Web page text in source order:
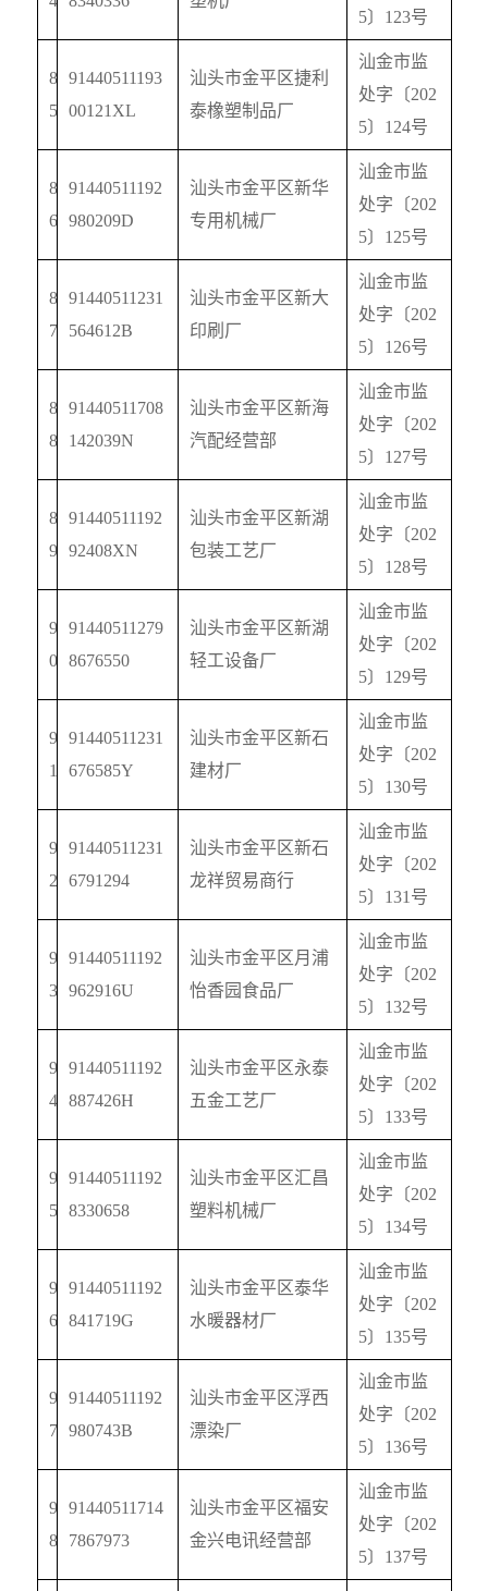
5〕 123号
8
5
91440511193
00121XL
汕头市金平区捷利
泰橡塑制品厂
汕金市监
处字〔202
5〕 124号
8
6
91440511192
980209D
汕头市金平区新华
专用机械厂
汕金市监
处字〔202
5〕 125号
8
7
91440511231
564612B
汕头市金平区新大
印刷厂
汕金市监
处字〔202
5〕 126号
8
8
91440511708
142039N
汕头市金平区新海
汽配经营部
汕金市监
处字〔202
5〕 127号
8
9
91440511192
92408XN
汕头市金平区新湖
包装工艺厂
汕金市监
处字〔202
5〕 128号
9
0
91440511279
8676550
汕头市金平区新湖
轻工设备厂
汕金市监
处字〔202
5〕 129号
9
1
91440511231
676585Y
汕头市金平区新石
建材厂
汕金市监
处字〔202
5〕 130号
9
2
91440511231
6791294
汕头市金平区新石
龙祥贸易商行
汕金市监
处字〔202
5〕 131 号
9
3
91440511192
962916U
汕头市金平区月浦
怡香园食品厂
汕金市监
处字〔202
5〕 132号
9
4
91440511192
887426H
汕头市金平区永泰
五金工艺厂
汕金市监
处字〔202
5〕 133号
9
5
91440511192
8330658
汕头市金平区汇昌
塑料机械厂
汕金市监
处字〔202
5〕 134号
9
6
91440511192
841719G
汕头市金平区泰华
水暖器材厂
汕金市监
处字〔202
5〕 135号
9
7
91440511192
980743B
汕头市金平区浮西
漂染厂
汕金市监
处字〔202
5〕 136号
9
8
91440511714
7867973
汕头市金平区福安
金兴电讯经营部
汕金市监
处字〔202
5〕 137号